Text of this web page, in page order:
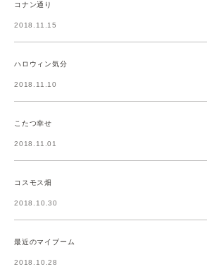
コナン通り
2018.11.15
ハロウィン気分
2018.11.10
こたつ幸せ
2018.11.01
コスモス畑
2018.10.30
最近のマイブーム
2018.10.28